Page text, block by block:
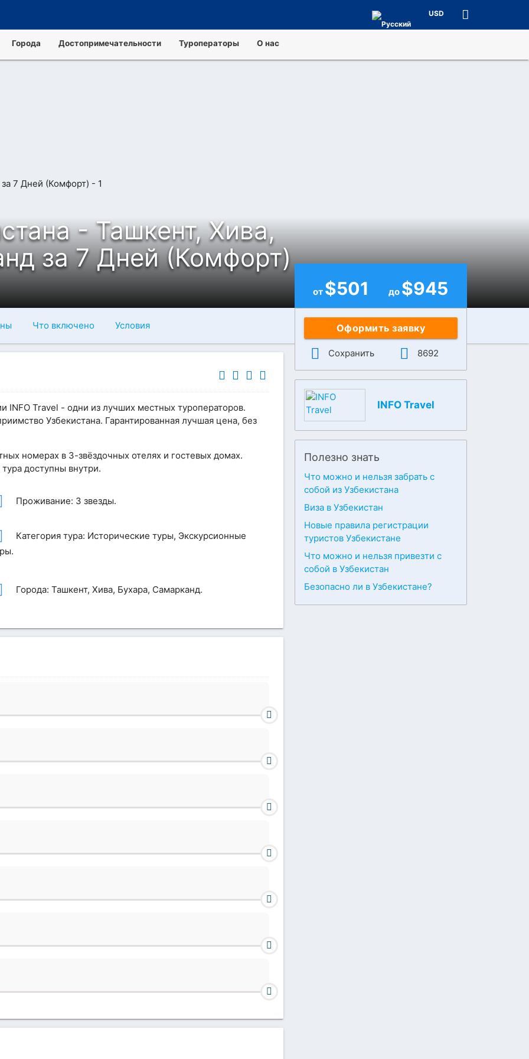
USD
Города Достопримечательности Туроператоры О нас
- Ташкент, Хива,
за 7 Дней (Комфорт)
Что включено Условия
INFO Travel - одни из лучших местных туроператоров.
Узбекистана. Гарантированная лучшая цена, без
номерах в 3-звёздочных отелях и гостевых домах.
доступны внутри.
Проживание: 3 звезды.
Категория тура: Исторические туры, Экскурсионные
Города: Ташкент, Хива, Бухара, Самарканд.
от $501 до $945
Оформить заявку
Сохранить 8692
INFO Travel
Полезно знать
Что можно и нельзя забрать с
собой из Узбекистана
Виза в Узбекистан
Новые правила регистрации
туристов Узбекистане
Что можно и нельзя привезти с
собой в Узбекистан
Безопасно ли в Узбекистане?